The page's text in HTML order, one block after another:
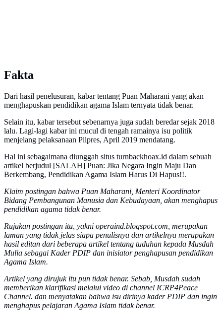
Fakta
Dari hasil penelusuran, kabar tentang Puan Maharani yang akan
menghapuskan pendidikan agama Islam ternyata tidak benar.
Selain itu, kabar tersebut sebenarnya juga sudah beredar sejak 2018
lalu. Lagi-lagi kabar ini mucul di tengah ramainya isu politik
menjelang pelaksanaan Pilpres, April 2019 mendatang.
Hal ini sebagaimana diunggah situs turnbackhoax.id dalam sebuah
artikel berjudul [SALAH] Puan: Jika Negara Ingin Maju Dan
Berkembang, Pendidikan Agama Islam Harus Di Hapus!!.
Klaim postingan bahwa Puan Maharani, Menteri Koordinator
Bidang Pembangunan Manusia dan Kebudayaan, akan menghapus
pendidikan agama tidak benar.
Rujukan postingan itu, yakni operaind.blogspot.com, merupakan
laman yang tidak jelas siapa penulisnya dan artikelnya merupakan
hasil editan dari beberapa artikel tentang tuduhan kepada Musdah
Mulia sebagai Kader PDIP dan inisiator penghapusan pendidikan
Agama Islam.
Artikel yang dirujuk itu pun tidak benar. Sebab, Musdah sudah
memberikan klarifikasi melalui video di channel ICRP4Peace
Channel. dan menyatakan bahwa isu dirinya kader PDIP dan ingin
menghapus pelajaran Agama Islam tidak benar.